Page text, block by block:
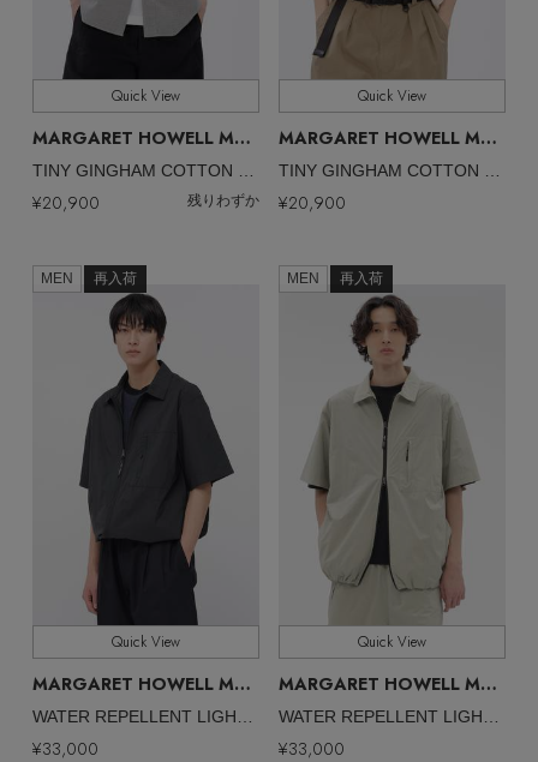
MEN'S スポーツ
MEN'S パンツ
CATEGORY
カットソー・Tシャツ
ジャケット
ニット
コート
ルームウェア
サンダル
スニーカー
フラットシューズ
レインシューズ
ブーツ
バッグ・財布
すべてのバッグ・財布
ショルダーバッグ
トートバッグ
ハンドバッグ
財布・小物
ボディバッグ・ウェストポーチ
クラッチバッグ
ファッション小物
すべてのファッション小物
ストール・マフラー・ケープ
帽子・イヤーマフ
ヘアアクセサリー
スマートフォンケース・タブレットケース
アイウェア
アクセサリー
すべてのアクセサリー
ピアス・イヤリング
バングル・ブレスレット
リング
アンダーウェア
すべてのアンダーウェア
スポーツ
すべてのスポーツ
ウェア
シューズ
CONTENTS
エル・ショップについて
お知らせ
SIZE 全てのサイズ
販売状況 すべて
価格 全ての価格
Quick View
MARGARET HOWELL MEN /マーガレット・ハウエル メン
TINY GINGHAM COTTON SHIRT
¥20,900 残りわずか
Quick View
MARGARET HOWELL MEN
TINY GINGHAM COTTON SHIRT
¥20,900
MEN 再入荷
Quick View
MARGARET HOWELL MEN /マーガレット・ハウエル メン
¥33,000
MEN 再入荷
Quick View
MARGARET HOWELL MEN
¥33,000